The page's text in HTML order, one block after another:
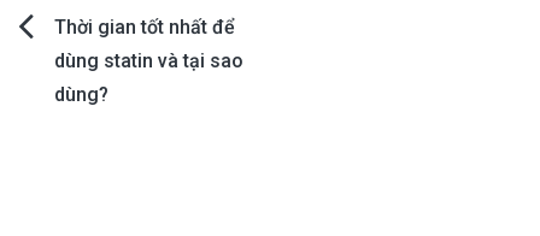
Post
navigation
Thời gian tốt nhất để
dùng statin và tại sao
dùng?